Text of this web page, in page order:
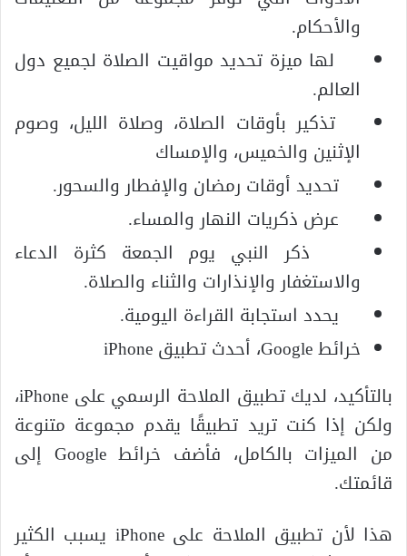
والأحكام.
لها ميزة تحديد مواقيت الصلاة لجميع دول
العالم.
تذكير بأوقات الصلاة، وصلاة الليل، وصوم
الإثنين والخميس، والإمساك
تحديد أوقات رمضان والإفطار والسحور.
عرض ذكريات النهار والمساء.
ذكر النبي يوم الجمعة كثرة الدعاء
والاستغفار والإنذارات والثناء والصلاة.
يحدد استجابة القراءة اليومية.
خرائط Google، أحدث تطبيق iPhone
بالتأكيد، لديك تطبيق الملاحة الرسمي على iPhone،
ولكن إذا كنت تريد تطبيقًا يقدم مجموعة متنوعة
من الميزات بالكامل، فأضف خرائط Google إلى
قائمتك.
هذا لأن تطبيق الملاحة على iPhone يسبب الكثير